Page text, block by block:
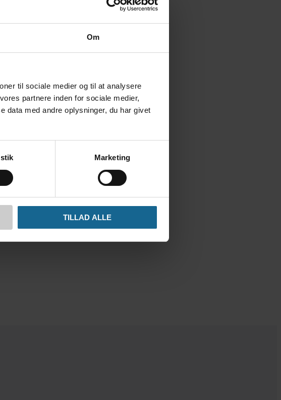
Om
til sociale medier og til at analysere
partnere inden for sociale medier,
data med andre oplysninger, du har givet
Marketing
TILLAD ALLE